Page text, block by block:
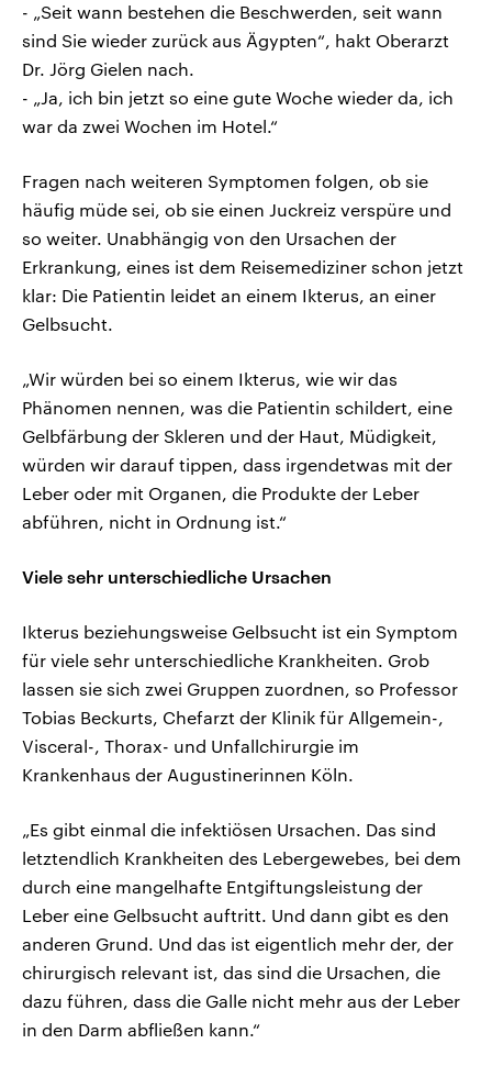
- „Seit wann bestehen die Beschwerden, seit wann
sind Sie wieder zurück aus Ägypten“, hakt Oberarzt
Dr. Jörg Gielen nach.
- „Ja, ich bin jetzt so eine gute Woche wieder da, ich
war da zwei Wochen im Hotel.“
Fragen nach weiteren Symptomen folgen, ob sie
häufig müde sei, ob sie einen Juckreiz verspüre und
so weiter. Unabhängig von den Ursachen der
Erkrankung, eines ist dem Reisemediziner schon jetzt
klar: Die Patientin leidet an einem Ikterus, an einer
Gelbsucht.
„Wir würden bei so einem Ikterus, wie wir das
Phänomen nennen, was die Patientin schildert, eine
Gelbfärbung der Skleren und der Haut, Müdigkeit,
würden wir darauf tippen, dass irgendetwas mit der
Leber oder mit Organen, die Produkte der Leber
abführen, nicht in Ordnung ist.“
Viele sehr unterschiedliche Ursachen
Ikterus beziehungsweise Gelbsucht ist ein Symptom
für viele sehr unterschiedliche Krankheiten. Grob
lassen sie sich zwei Gruppen zuordnen, so Professor
Tobias Beckurts, Chefarzt der Klinik für Allgemein-,
Visceral-, Thorax- und Unfallchirurgie im
Krankenhaus der Augustinerinnen Köln.
„Es gibt einmal die infektiösen Ursachen. Das sind
letztendlich Krankheiten des Lebergewebes, bei dem
durch eine mangelhafte Entgiftungsleistung der
Leber eine Gelbsucht auftritt. Und dann gibt es den
anderen Grund. Und das ist eigentlich mehr der, der
chirurgisch relevant ist, das sind die Ursachen, die
dazu führen, dass die Galle nicht mehr aus der Leber
in den Darm abfließen kann.“